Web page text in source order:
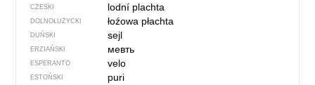
CZESKI lodní plachta
DOLNOŁUŻYCKI łoźowa płachta
DUŃSKI sejl
ERZIAŃSKI мевть
ESPERANTO velo
ESTOŃSKI puri